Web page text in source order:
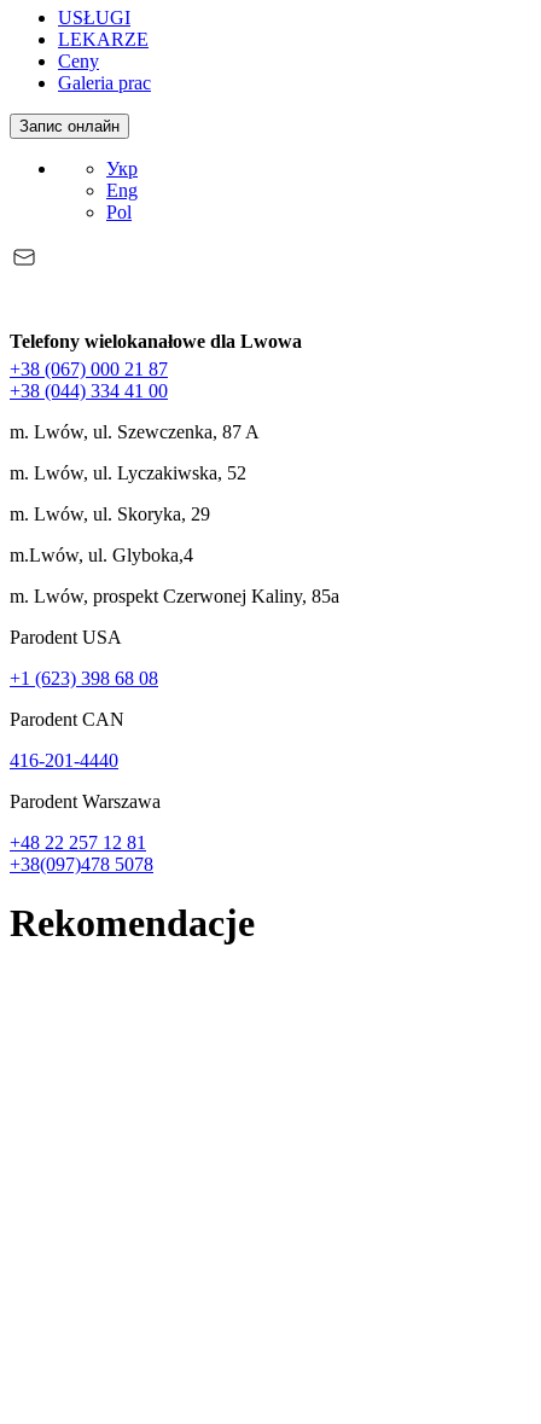
USŁUGI
LEKARZE
Ceny
Galeria prac
Запис онлайн
Укр
Eng
Pol
Telefony wielokanałowe dla Lwowa
+38 (067) 000 21 87
+38 (044) 334 41 00
m. Lwów, ul. Szewczenka, 87 A
m. Lwów, ul. Lyczakiwska, 52
m. Lwów, ul. Skoryka, 29
m.Lwów, ul. Glyboka,4
m. Lwów, prospekt Czerwonej Kaliny, 85a
Parodent USА
+1 (623) 398 68 08
Parodent CAN
416-201-4440
Parodent Warszawa
+48 22 257 12 81
+38(097)478 5078
Rekomendacje